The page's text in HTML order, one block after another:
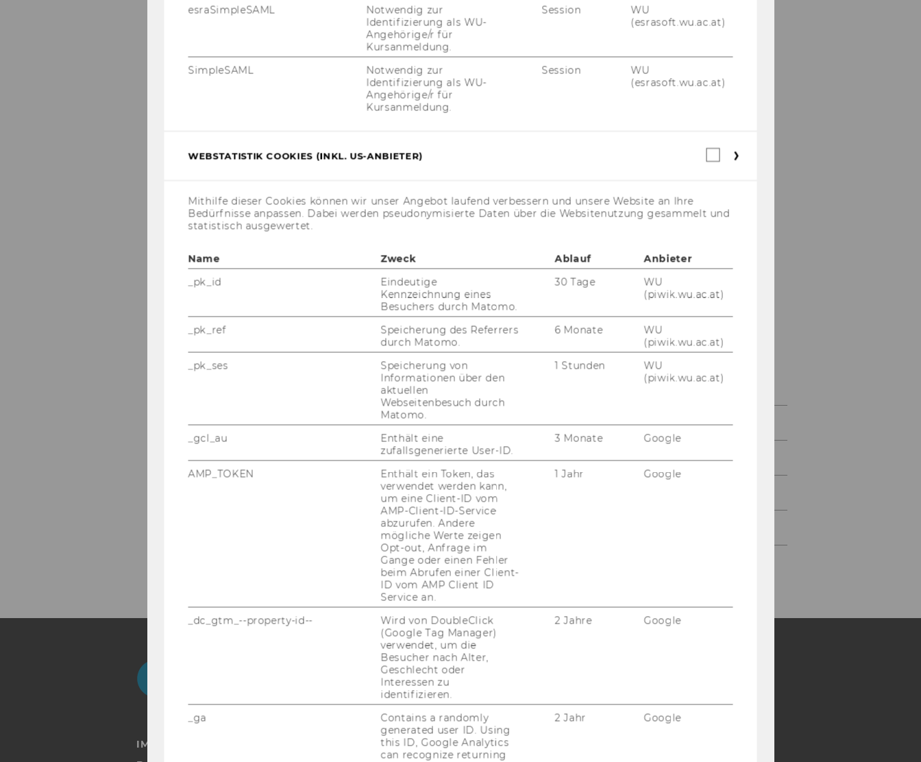
Dr. Christian Ludwig
Ing. Mag. Marcus Zihr
Dr.rer.soc.oec. Lisa
Mag. Leopold Rohrer
Schallmeiner
Manuel Kaburek, MSc
Daniel Höllmüller
Gregor Prandl, MSc
(WU)
Forschung
Lehre
NewsletterBluesky
IMPRESSUM
esraSimpleSAML
Notwendig zur
Identifizierung als WU-
Angehörige/r für
Kursanmeldung.
Session
WU
(esrasoft.wu.ac.at)
SimpleSAML
Notwendig zur
Identifizierung als WU-
Angehörige/r für
Kursanmeldung.
Session
WU
(esrasoft.wu.ac.at)
WEBSTATISTIK COOKIES (INKL. US-ANBIETER)
Webstatistik
Mithilfe dieser Cookies können wir unser Angebot laufend verbessern und unsere Website an Ihre
Bedürfnisse anpassen. Dabei werden pseudonymisierte Daten über die Websitenutzung gesammelt und
statistisch ausgewertet.
Name Zweck Ablauf
Anbieter
_pk_id
Eindeutige
Kennzeichnung eines
Besuchers durch Matomo.
30 Tage
WU
(piwik.wu.ac.at)
_pk_ref
Speicherung des Referrers
durch Matomo.
6 Monate
WU
(piwik.wu.ac.at)
_pk_ses
Speicherung von
Informationen über den
aktuellen
Webseitenbesuch durch
Matomo.
1 Stunden
WU
(piwik.wu.ac.at)
_gcl_au
Enthält eine
zufallsgenerierte User-ID.
3 Monate Google
AMP_TOKEN
Enthält ein Token, das
verwendet werden kann,
um eine Client-ID vom
AMP-Client-ID-Service
abzurufen. Andere
mögliche Werte zeigen
Opt-out, Anfrage im
Gange oder einen Fehler
beim Abrufen einer Client-
ID vom AMP Client ID
Service an.
1 Jahr Google
_dc_gtm_--property-id--
Wird von DoubleClick
(Google Tag Manager)
verwendet, um die
Besucher nach Alter,
Geschlecht oder
Interessen zu
identifizieren.
2 Jahre Google
_ga
Contains a randomly
generated user ID. Using
this ID, Google Analytics
can recognize returning
2 Jahr Google